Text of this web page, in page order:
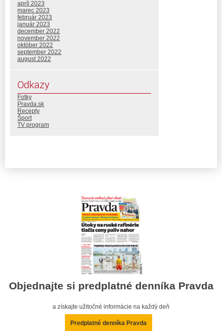
apríl 2023
marec 2023
február 2023
január 2023
december 2022
november 2022
október 2022
september 2022
august 2022
Odkazy
Fotky
Pravda.sk
Recepty
Šport
TV program
Objednajte si predplatné denníka Pravda
a získajte užitočné informácie na každý deň
Predplatné denníka Pravda